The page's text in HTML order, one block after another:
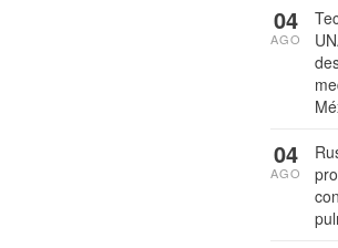
04
AGO
04
AGO